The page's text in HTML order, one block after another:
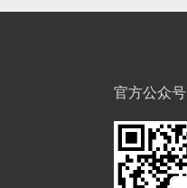
官方公众号